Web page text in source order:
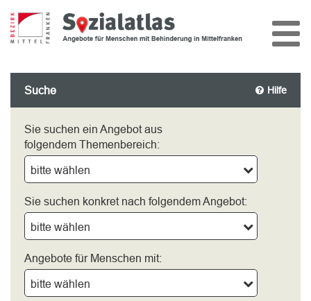
Suche Hilfe
Sie suchen ein Angebot aus
folgendem Themenbereich:
bitte wählen
Sie suchen konkret nach folgendem Angebot:
bitte wählen
Angebote für Menschen mit:
bitte wählen